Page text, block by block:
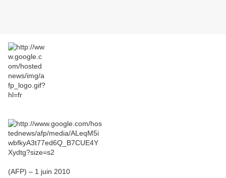
(AFP) – 1 juin 2010